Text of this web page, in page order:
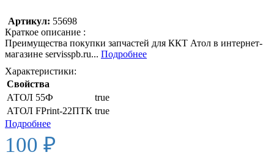
Артикул: 55698
Краткое описание :
Преимущества покупки запчастей для ККТ Атол в интернет-
магазине servisspb.ru... Подробнее
Характеристики:
Свойства
АТОЛ 55Ф
true
АТОЛ FPrint-22ПТК true
Подробнее
100 ₽